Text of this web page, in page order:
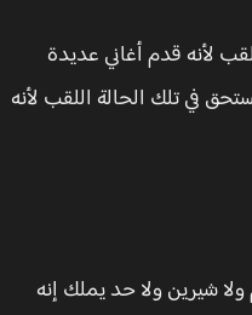
قدم أغاني عديدة
في تلك الحالة اللقب لأنه
شيرين ولا حد يملك إنه